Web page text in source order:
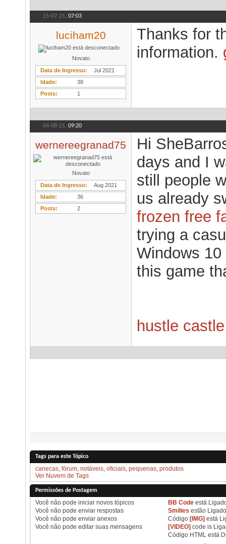
15-07-21, 07:03
luciham20
Novato
Data de Ingresso
Jul 2021
Idade
38
Posts
1
Thanks for
information.
04-08-21, 09:20
wernereegranad75
Novato
Data de Ingresso
Aug 2021
Idade
36
Posts
2
Hi
days and I
still people
us already
frozen free
trying a
Windows
this game
hustle
Tags para este Tópico
canecas, fórum, notáveis, oficiais, pequenas, produtos
Ver Nuvem de Tags
Permissões de Postagem
Você não pode iniciar novos tópicos
Você não pode enviar respostas
Você não pode enviar anexos
Você não pode editar suas mensagens
BB Codeestá
Smilies estão
Código [IMG] está
[VIDEO] code is
Código HTML está